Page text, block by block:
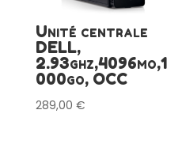
Unité centrale
DELL,
2.93ghz,4096mo,1
000go, OCC
289,00 €